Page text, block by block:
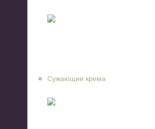
Сужающие крема